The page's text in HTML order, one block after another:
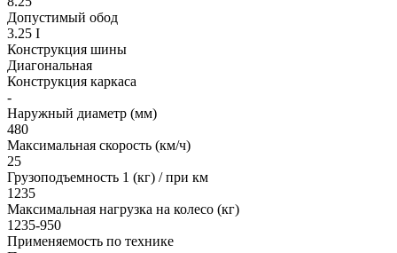
Допустимый обод
3.25 I
Конструкция шины
Диагональная
Конструкция каркаса
-
Наружный диаметр (мм)
480
Максимальная скорость (км/ч)
25
Грузоподъемность 1 (кг) / при км
1235
Максимальная нагрузка на колесо (кг)
1235-950
Применяемость по технике